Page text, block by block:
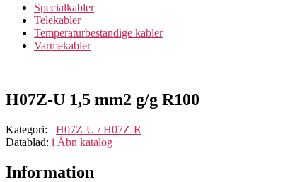
Specialkabler
Telekabler
Temperaturbestandige kabler
Varmekabler
H07Z-U 1,5 mm2 g/g R100
Kategori: H07Z-U / H07Z-R
Datablad: i Åbn katalog
Information